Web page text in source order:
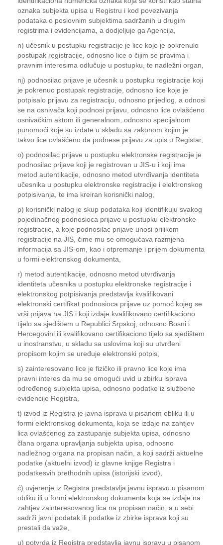
oznaka subjekta upisa u Registru i kod povezivanja
podataka o poslovnim subjektima sadržanih u drugim
registrima i evidencijama, a dodjeljuje ga Agencija,
n) učesnik u postupku registracije je lice koje je pokrenulo
postupak registracije, odnosno lice o čijim se pravima i
pravnim interesima odlučuje u postupku, te nadležni organ,
nj) podnosilac prijave je učesnik u postupku registracije koji
je pokrenuo postupak registracije, odnosno lice koje je
potpisalo prijavu za registraciju, odnosno prijedlog, a odnosi
se na osnivača koji podnosi prijavu, odnosno lice ovlašćeno
osnivačkim aktom ili generalnom, odnosno specijalnom
punomoći koje su izdate u skladu sa zakonom kojim je
takvo lice ovlašćeno da podnese prijavu za upis u Registar,
o) podnosilac prijave u postupku elektronske registracije je
podnosilac prijave koji je registrovan u JIS-u i koji ima
metod autentikacije, odnosno metod utvrđivanja identiteta
učesnika u postupku elektronske registracije i elektronskog
potpisivanja, te ima kreiran korisnički nalog,
p) korisnički nalog je skup podataka koji identifikuju svakog
pojedinačnog podnosioca prijave u postupku elektronske
registracije, a koje podnosilac prijave unosi prilikom
registracije na JIS, čime mu se omogućava razmjena
informacija sa JIS-om, kao i otpremanje i prijem dokumenta
u formi elektronskog dokumenta,
r) metod autentikacije, odnosno metod utvrđivanja
identiteta učesnika u postupku elektronske registracije i
elektronskog potpisivanja predstavlja kvalifikovani
elektronski certifikat podnosioca prijave uz pomoć kojeg se
vrši prijava na JIS i koji izdaje kvalifikovano certifikaciono
tijelo sa sjedištem u Republici Srpskoj, odnosno Bosni i
Hercegovini ili kvalifikovano certifikaciono tijelo sa sjedištem
u inostranstvu, u skladu sa uslovima koji su utvrđeni
propisom kojim se uređuje elektronski potpis,
s) zainteresovano lice je fizičko ili pravno lice koje ima
pravni interes da mu se omogući uvid u zbirku isprava
određenog subjekta upisa, odnosno podatke iz službene
evidencije Registra,
t) izvod iz Registra je javna isprava u pisanom obliku ili u
formi elektronskog dokumenta, koja se izdaje na zahtjev
lica ovlašćenog za zastupanje subjekta upisa, odnosno
člana organa upravljanja subjekta upisa, odnosno
nadležnog organa na propisan način, a koji sadrži aktuelne
podatke (aktuelni izvod) iz glavne knjige Registra i
podatkesvih prethodnih upisa (istorijski izvod),
ć) uvjerenje iz Registra predstavlja javnu ispravu u pisanom
obliku ili u formi elektronskog dokumenta koja se izdaje na
zahtjev zainteresovanog lica na propisan način, a u sebi
sadrži javni podatak ili podatke iz zbirke isprava koji su
prestali da važe,
u) potvrda iz Registra predstavlja javnu ispravu u pisanom